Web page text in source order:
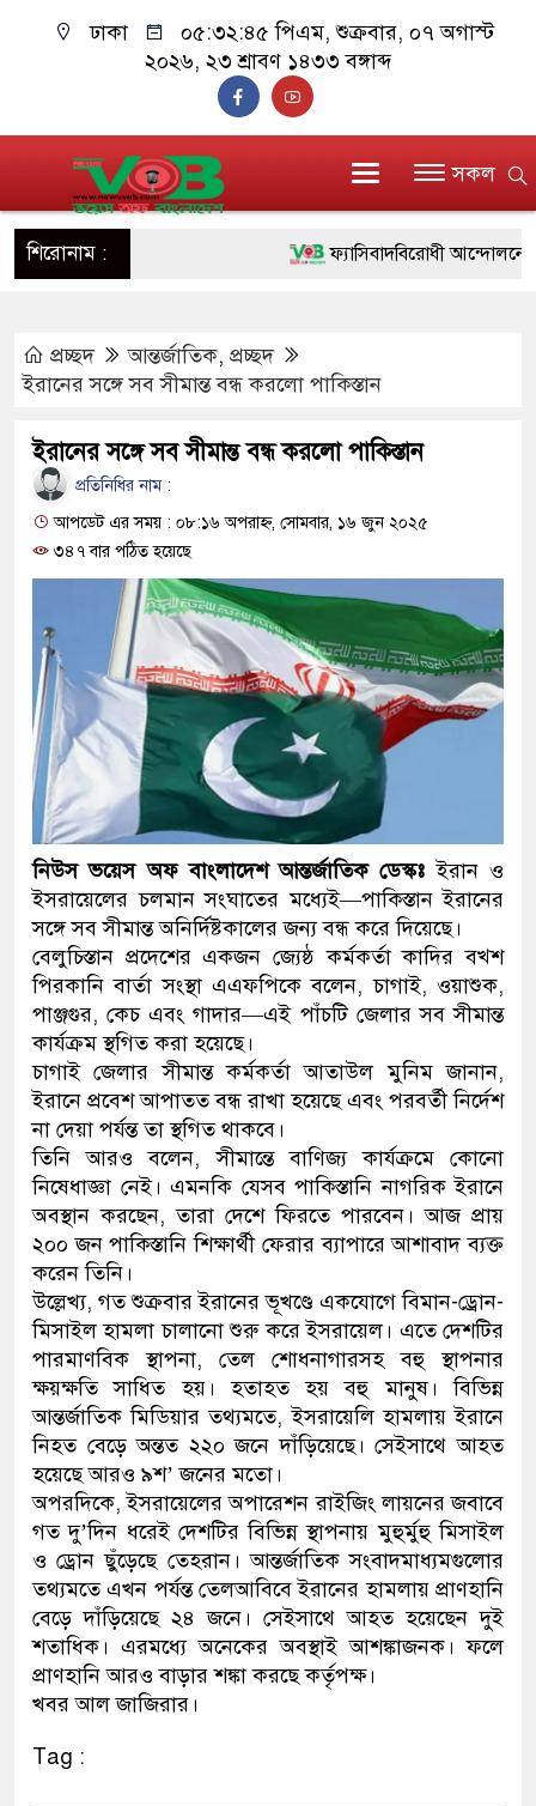
ঢাকা ০৫:৩২:৪৬ পিএম, শুক্রবার, ০৭ অগাস্ট
২০২৬, ২৩ শ্রাবণ ১৪৩৩ বঙ্গাব্দ
সকল
শিরোনাম : ফ্যাসিবাদবিরোধী আন্দোলনে
মাননীয় প্রধানমন্ত্রী, মন্ত্রীবর্গ ও
উদ্ধার
মিরপুর মডেল থানার অভিযানে
মাদক কারবারি গ্রেফতার
২৮ লাখ টাকার জাল নোটসহ
থানা পুলিশ
যেকোনো সময় বেনজীরের
নেতৃত্ব ও গণতন্ত্রের মূর্তমান
যে ভাবে ডেভিড ইমনের কাছে
‘আজহার খান’
অবৈধ বিদেশি পিস্তল,
জড়িত কিশোর গ্যাংয়ের চার শিশু আটক
ডাকাতির প্রস্তুতিকালে দুইজনকে
থানা পুলিশ
প্রচ্ছদ আন্তর্জাতিক, প্রচ্ছদ
ইরানের সঙ্গে সব সীমান্ত বন্ধ করলো পাকিস্তান
ইরানের সঙ্গে সব সীমান্ত বন্ধ করলো পাকিস্তান
প্রতিনিধির নাম :
আপডেট এর সময় : ০৮:১৬ অপরাহ্ন, সোমবার, ১৬ জুন ২০২৫
৩৪৭ বার পঠিত হয়েছে
নিউস ভয়েস অফ বাংলাদেশ আন্তর্জাতিক ডেস্কঃ ইরান ও
ইসরায়েলের চলমান সংঘাতের মধ্যেই—পাকিস্তান ইরানের
সঙ্গে সব সীমান্ত অনির্দিষ্টকালের জন্য বন্ধ করে দিয়েছে।
বেলুচিস্তান প্রদেশের একজন জ্যেষ্ঠ কর্মকর্তা কাদির বখ্শ
পিরকানি বার্তা সংস্থা এএফপিকে বলেন, চাগাই, ওয়াশুক,
পাঞ্জগুর, কেচ এবং গাদার—এই পাঁচটি জেলার সব সীমান্ত
কার্যক্রম স্থগিত করা হয়েছে।
চাগাই জেলার সীমান্ত কর্মকর্তা আতাউল মুনিম জানান,
ইরানে প্রবেশ আপাতত বন্ধ রাখা হয়েছে এবং পরবর্তী নির্দেশ
না দেয়া পর্যন্ত তা স্থগিত থাকবে।
তিনি আরও বলেন, সীমান্তে বাণিজ্য কার্যক্রমে কোনো
নিষেধাজ্ঞা নেই। এমনকি যেসব পাকিস্তানি নাগরিক ইরানে
অবস্থান করছেন, তারা দেশে ফিরতে পারবেন। আজ প্রায়
২০০ জন পাকিস্তানি শিক্ষার্থী ফেরার ব্যাপারে আশাবাদ ব্যক্ত
করেন তিনি।
উল্লেখ্য, গত শুক্রবার ইরানের ভূখণ্ডে একযোগে বিমান-ড্রোন-
মিসাইল হামলা চালানো শুরু করে ইসরায়েল। এতে দেশটির
পারমাণবিক স্থাপনা, তেল শোধনাগারসহ বহু স্থাপনার
ক্ষয়ক্ষতি সাধিত হয়। হতাহত হয় বহু মানুষ। বিভিন্ন
আন্তর্জাতিক মিডিয়ার তথ্যমতে, ইসরায়েলি হামলায় ইরানে
নিহত বেড়ে অন্তত ২২০ জনে দাঁড়িয়েছে। সেইসাথে আহত
হয়েছে আরও ৯শ’ জনের মতো।
অপরদিকে, ইসরায়েলের অপারেশন রাইজিং লায়নের জবাবে
গত দু’দিন ধরেই দেশটির বিভিন্ন স্থাপনায় মুহুর্মুহু মিসাইল
ও ড্রোন ছুঁড়েছে তেহরান। আন্তর্জাতিক সংবাদমাধ্যমগুলোর
তথ্যমতে এখন পর্যন্ত তেলআবিবে ইরানের হামলায় প্রাণহানি
বেড়ে দাঁড়িয়েছে ২৪ জনে। সেইসাথে আহত হয়েছেন দুই
শতাধিক। এরমধ্যে অনেকের অবস্থাই আশঙ্কাজনক। ফলে
প্রাণহানি আরও বাড়ার শঙ্কা করছে কর্তৃপক্ষ।
খবর আল জাজিরার।
Tag :